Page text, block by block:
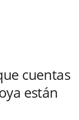
cuentas
están